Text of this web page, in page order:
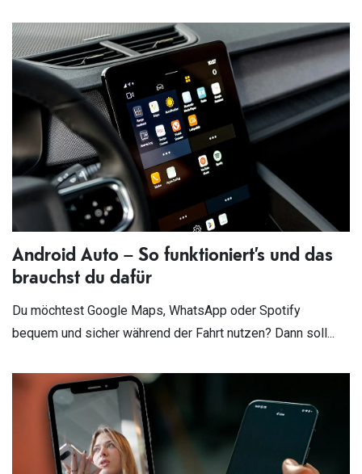
Android Auto – So funktioniert’s und das
brauchst du dafür
Du möchtest Google Maps, WhatsApp oder Spotify
bequem und sicher während der Fahrt nutzen? Dann soll...